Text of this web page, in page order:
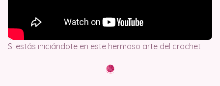
Si estás iniciándote en este hermoso arte del crochet